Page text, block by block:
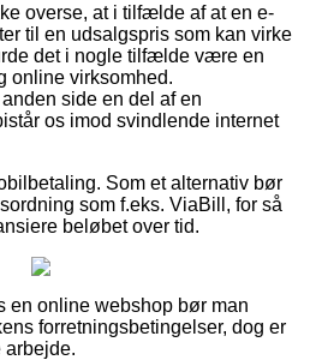
overse, at i tilfælde af at en e-
til en udsalgspris som kan virke
det i nogle tilfælde være en
online virksomhed.
side en del af en
os imod svindlende internet
Som et alternativ bør
som f.eks. ViaBill, for så
beløbet over tid.
en online webshop bør man
forretningsbetingelser, dog er
arbejde.